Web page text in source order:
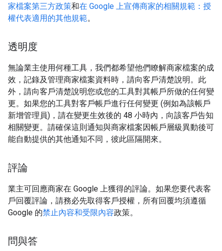
家檔案第三方政策和在 Google 上宣傳商家的相關規範：授
權代表適用的其他規範。
透明度
無論業主使用何種工具，我們都希望他們瞭解商家檔案的成
效，記錄及管理商家檔案資料時，請向客戶清楚說明。此
外，請向客戶清楚說明您或您的工具對其帳戶所做的任何變
更。如果您的工具對客戶帳戶進行任何變更 (例如為該帳戶
新增管理員)，請在變更生效後的 48 小時內，向該客戶告知
相關變更。請確保這則通知與商家檔案因帳戶層級異動後可
能自動提供的其他通知不同，彼此區隔開來。
評論
業主可回應商家在 Google 上獲得的評論。如果您要代表客
戶回覆評論，請務必先取得客戶授權，所有回覆均須遵循
Google 的禁止內容和受限內容政策。
問與答